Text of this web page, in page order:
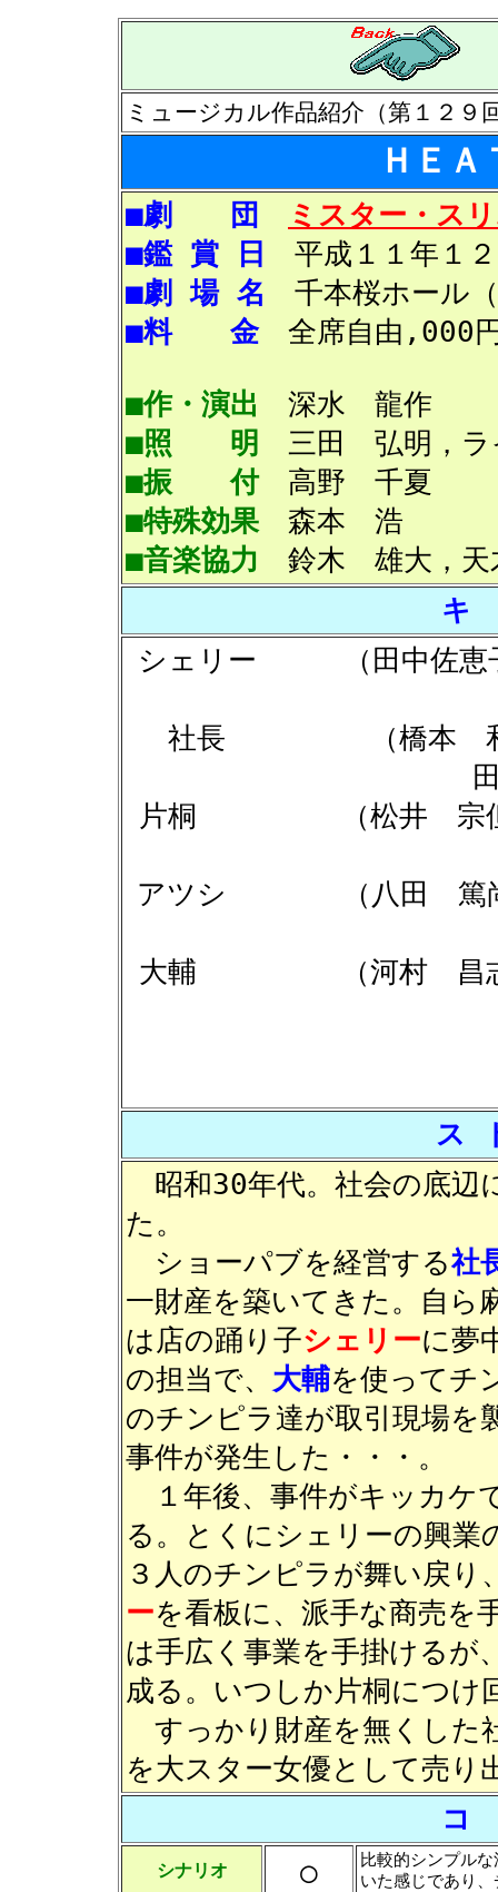
ミュージカル作品紹介（第１２９
ＨＥ
■劇 団
ミスター・ス
■鑑 賞 日
平成１１年１
■劇 場 名 千本桜ホール
■料 金全席自由,000
■作・演出 深水
■照 明
三田 弘明，ラ
■振 付高野
■特殊効果森本 浩
■音楽協力 鈴木 雄大，天
キ
シェリー （田中
社長 （橋本
片桐 （松井
アツシ （八田
大輔 （河村
ス
昭和30年代。社会の底辺
た。
ショーパブを経営する社
一財産を築いてきた。自ら
は店の踊り子シェリーに夢
の担当で、 大輔を使ってチ
のチンピラ達が取引現場を
事件が発生した・・・。
１年後、事件がキッカケ
る。とくにシェリーの興業
３人のチンピラが舞い戻
ーを看板に、派手な商売を
は手広く事業を手掛けるが
成る。いつしか片桐につけ
すっかり財産を無くした
を大スター女優として売り
コ
シナリオ ○
比較的シンプル
いた感じであり